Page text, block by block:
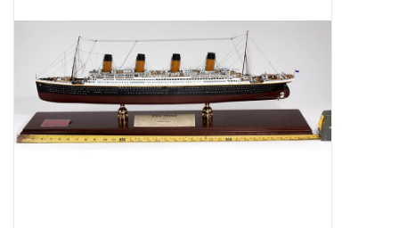
Neue Zeichnungen
NEUE ZEITSCHRIFTEN
ABONNEMENT DER